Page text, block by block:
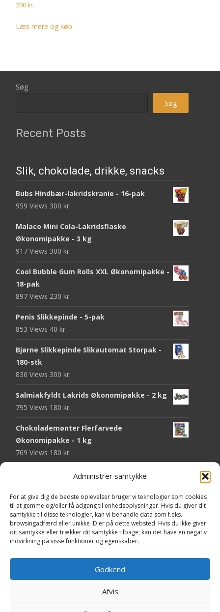
Administrer samtykke
For at give dig de bedste oplevelser bruger vi teknologier som cookies
til at gemme og/eller få adgang til enhedsoplysninger. Hvis du giver dit
samtykke til disse teknologier, kan vi behandle data som f.eks.
browsingadfærd eller unikke ID'er på dette websted. Hvis du ikke giver
dit samtykke eller trækker dit samtykke tilbage, kan det have en negativ
indvirkning på visse funktioner og egenskaber.
Godkend
Afvis
200 kr.
Læs mere og køb
Søg
Søg
Recent Posts
Slik, chokolade, drikke, snacks
Bubs Hindbær-lakridskranie - 16-pak
959 Views 300 kr.
Malaco Mini Cola-Lakridsflaske
Økonomipakke - 3 kg
917 Views 300 kr.
Cool Bubble Gum Rolls XXL Økonomipakke -
18-pak
897 Views 230 kr.
Penis Slikkepinde - 5-pak
853 Views 40 kr.
Bjørne Slikkepinde Slikautomat Storpak -
180-stk
836 Views 300 kr.
Salmiakfyldt Lakrids Økonomipakke - 2 kg
795 Views 180 kr.
Chokolademønter Flerfarvede
Økonomipakke - 1 kg
769 Views 180 kr.
Malaco Stjerner Lakrids - 92 gram
Pringles Hot & Spicy - 165 gram
745 Views40 kr.
Fini Krudttønder Tyggegummi